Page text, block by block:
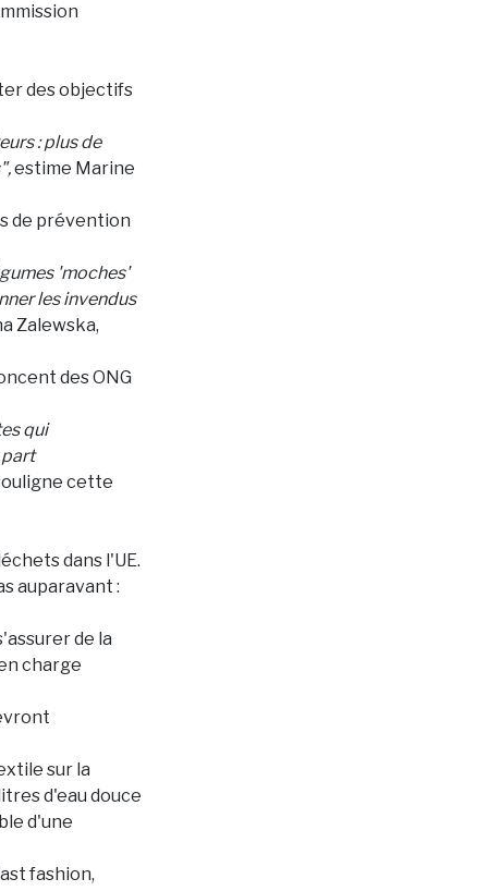
des objectifs
: plus de
estime Marine
de prévention
'moches'
les invendus
Zalewska,
des ONG
qui
part
cette
dans l'UE.
auparavant :
de la
charge
sur la
d'eau douce
d'une
fashion,